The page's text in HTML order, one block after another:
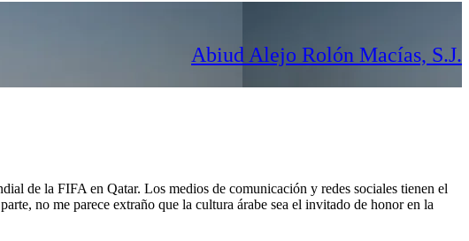
Abiud Alejo Rolón Macías, S.J.
de la FIFA en Qatar. Los medios de comunicación y redes sociales tienen el
no me parece extraño que la cultura árabe sea el invitado de honor en la